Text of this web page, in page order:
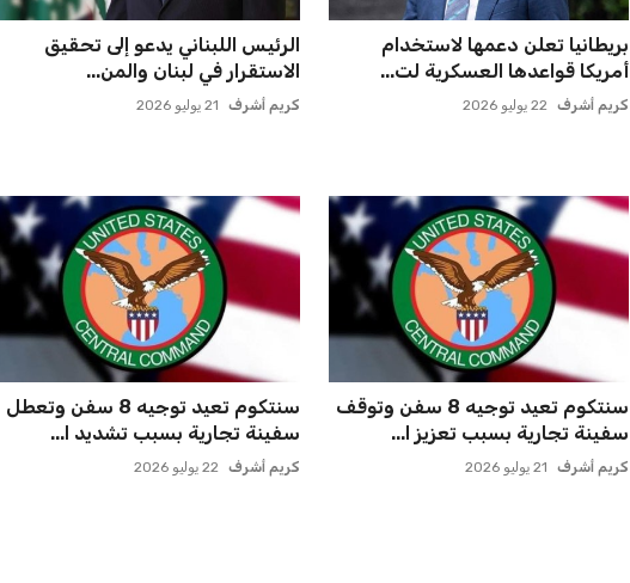
بريطانيا تعلن دعمها لاستخدام
أمريكا قواعدها العسكرية لت...
كريم أشرف 22 يوليو 2026
الرئيس اللبناني يدعو إلى تحقيق
الاستقرار في لبنان والمن...
كريم أشرف 21 يوليو 2026
سنتكوم تعيد توجيه 8 سفن وتوقف
سفينة تجارية بسبب تعزيز ا...
كريم أشرف 21 يوليو 2026
سنتكوم تعيد توجيه 8 سفن وتعطل
سفينة تجارية بسبب تشديد ا...
كريم أشرف 22 يوليو 2026